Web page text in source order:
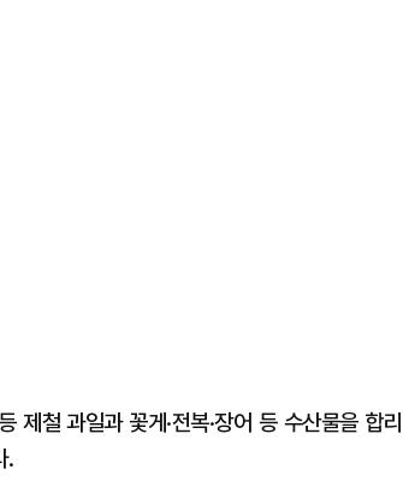
철 과일과 꽃게·전복·장어 등 수산물을 합리
.